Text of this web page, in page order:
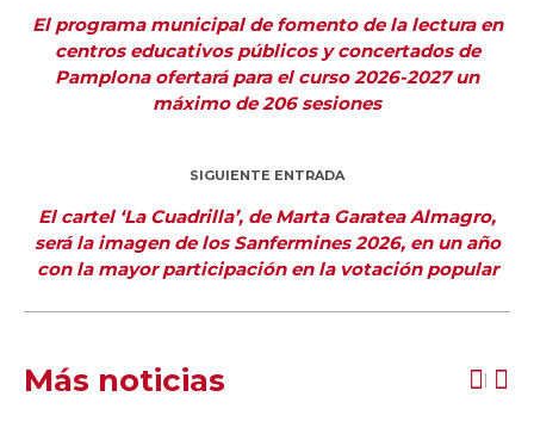
El programa municipal de fomento de la lectura en
centros educativos públicos y concertados de
Pamplona ofertará para el curso 2026-2027 un
máximo de 206 sesiones
SIGUIENTE ENTRADA
El cartel ‘La Cuadrilla’, de Marta Garatea Almagro,
será la imagen de los Sanfermines 2026, en un año
con la mayor participación en la votación popular
Más noticias